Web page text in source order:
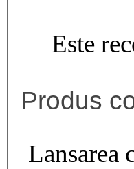
Este
Produs
Lansarea